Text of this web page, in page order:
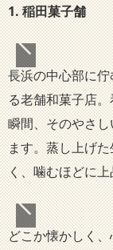
1. 稲田菓子舗
長浜の中心部に
る老舗和菓子店
瞬間、そのやさ
ます。蒸し上げ
く、噛むほどに
どこか懐かしく